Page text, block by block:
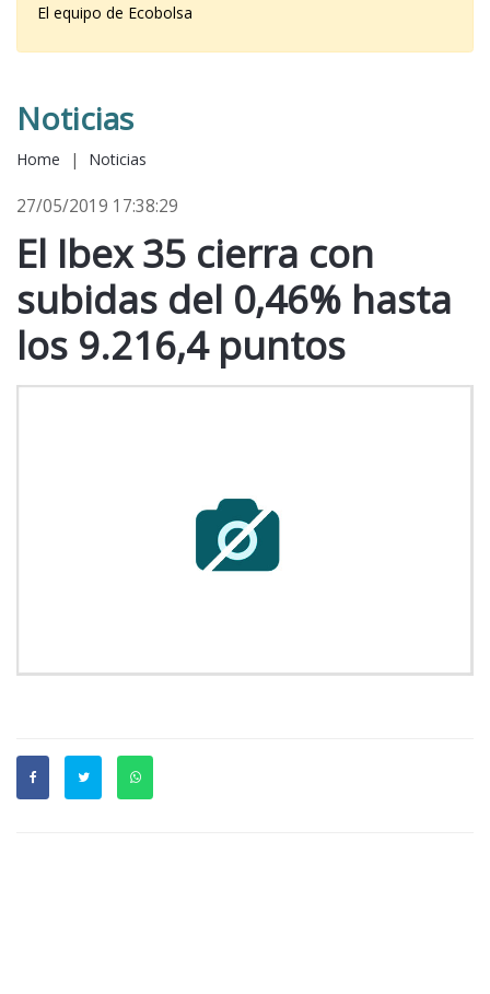
El equipo de Ecobolsa
Noticias
Home | Noticias
27/05/2019 17:38:29
El Ibex 35 cierra con
subidas del 0,46% hasta
los 9.216,4 puntos